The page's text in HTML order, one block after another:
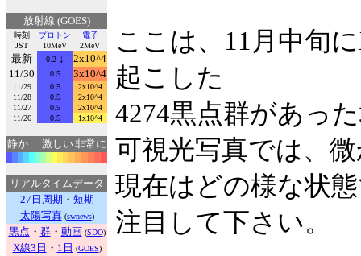
放射線 (GOES)
時刻
JST
プロトン
10MeV
電子
2MeV
最新 0.2↓
2x10^4
11/30
0.5 3x10^4
11/29 0.5
2x10^4
11/28
0.5
2x10^4
11/27
0.5
2x10^4
11/26
0.5 1x10^4
静か 激しい非常に
リアルタイムデータ
27日周期 ・ 短期
太陽写真(swnews)
黒点 ・ 群・ 動画 (SDO)
X線3日 ・ 1日 (GOES)
ここは、11月中旬
起こした
4274黒点群があっ
可視光写真では、
現在はどの様な状
注目して下さい。